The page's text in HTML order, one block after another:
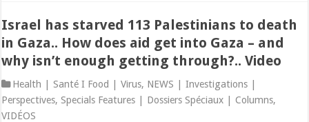
Israel has starved 113 Palestinians to death
in Gaza.. How does aid get into Gaza – and
why isn’t enough getting through?.. Video
Health | Santé I Food | Virus, NEWS | Investigations |
Perspectives,Specials Features | Dossiers Spéciaux | Columns,
VIDÉOS